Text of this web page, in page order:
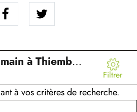
Maisons clé en main à Thiembronne (62)
Filtrer
à vos critères de recherche.